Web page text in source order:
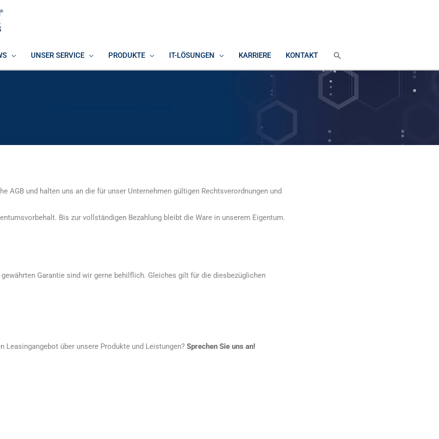
UNSER SERVICE PRODUKTE IT-LÖSUNGEN KARRIERE KONTAKT SUCHEN
AGB und halten uns an die für unser Unternehmen gültigen Rechtsverordnungen und
Bis zur vollständigen Bezahlung bleibt die Ware in unserem Eigentum.
Garantie sind wir gerne behilflich. Gleiches gilt für die diesbezüglichen
Leasingangebot über unsere Produkte und Leistungen? Sprechen Sie uns an!